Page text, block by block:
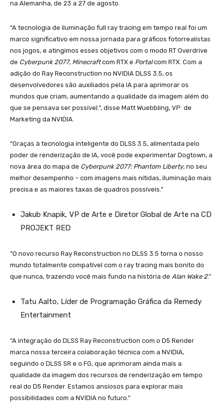
na Alemanha, de 23 a 27 de agosto.
“A tecnologia de iluminação full ray tracing em tempo real foi um
marco significativo em nossa jornada para gráficos fotorrealistas
nos jogos, e atingimos esses objetivos com o modo RT Overdrive
de Cyberpunk 2077, Minecraftcom RTX e Portalcom RTX. Com a
adição do Ray Reconstruction no NVIDIA DLSS 3.5, os
desenvolvedores são auxiliados pela IA para aprimorar os
mundos que criam, aumentando a qualidade da imagem além do
que se pensava ser possível.”, disse Matt Wuebbling, VP de
Marketing da NVIDIA.
“Graças à tecnologia inteligente do DLSS 3.5, alimentada pelo
poder de renderização de IA, você pode experimentar Dogtown, a
nova área do mapa de Cyberpunk 2077: Phantom Liberty, no seu
melhor desempenho – com imagens mais nítidas, iluminação mais
precisa e as maiores taxas de quadros possíveis.”
Jakub Knapik, VP de Arte e Diretor Global de Arte na CD
PROJEKT RED
“O novo recurso Ray Reconstruction no DLSS 3.5 torna o nosso
mundo totalmente compatível com o ray tracing mais bonito do
que nunca, trazendo você mais fundo na história de Alan Wake 2.”
Tatu Aalto, Líder de Programação Gráfica da Remedy
Entertainment
“A integração do DLSS Ray Reconstruction com o D5 Render
marca nossa terceira colaboração técnica com a NVIDIA,
seguindo o DLSS SR e o FG, que aprimoram ainda mais a
qualidade da imagem dos recursos de renderização em tempo
real do D5 Render. Estamos ansiosos para explorar mais
possibilidades com a NVIDIA no futuro.”